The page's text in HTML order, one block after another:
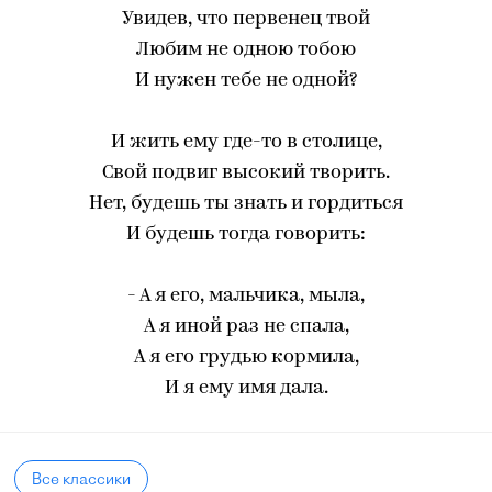
Увидев, что первенец твой
Любим не одною тобою
И нужен тебе не одной?
И жить ему где-то в столице,
Свой подвиг высокий творить.
Нет, будешь ты знать и гордиться
И будешь тогда говорить:
- А я его, мальчика, мыла,
А я иной раз не спала,
А я его грудью кормила,
И я ему имя дала.
Все классики